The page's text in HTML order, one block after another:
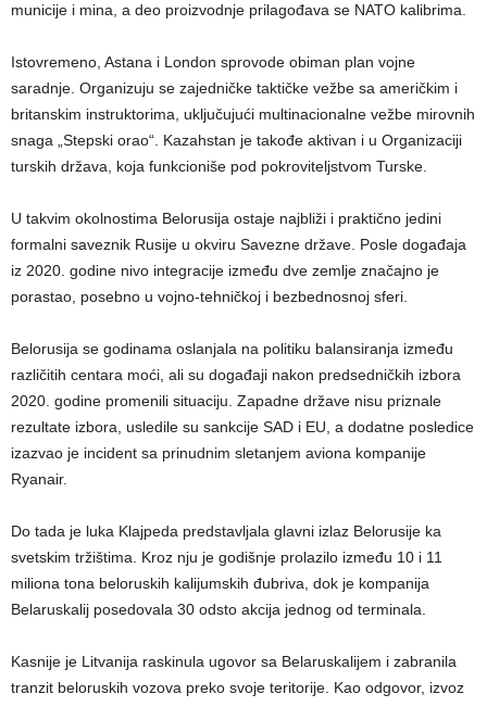
municije i mina, a deo proizvodnje prilagođava se NATO kalibrima.
Istovremeno, Astana i London sprovode obiman plan vojne
saradnje. Organizuju se zajedničke taktičke vežbe sa američkim i
britanskim instruktorima, uključujući multinacionalne vežbe mirovnih
snaga „Stepski orao“. Kazahstan je takođe aktivan i u Organizaciji
turskih država, koja funkcioniše pod pokroviteljstvom Turske.
U takvim okolnostima Belorusija ostaje najbliži i praktično jedini
formalni saveznik Rusije u okviru Savezne države. Posle događaja
iz 2020. godine nivo integracije između dve zemlje značajno je
porastao, posebno u vojno-tehničkoj i bezbednosnoj sferi.
Belorusija se godinama oslanjala na politiku balansiranja između
različitih centara moći, ali su događaji nakon predsedničkih izbora
2020. godine promenili situaciju. Zapadne države nisu priznale
rezultate izbora, usledile su sankcije SAD i EU, a dodatne posledice
izazvao je incident sa prinudnim sletanjem aviona kompanije
Ryanair.
Do tada je luka Klajpeda predstavljala glavni izlaz Belorusije ka
svetskim tržištima. Kroz nju je godišnje prolazilo između 10 i 11
miliona tona beloruskih kalijumskih đubriva, dok je kompanija
Belaruskalij posedovala 30 odsto akcija jednog od terminala.
Kasnije je Litvanija raskinula ugovor sa Belaruskalijem i zabranila
tranzit beloruskih vozova preko svoje teritorije. Kao odgovor, izvoz